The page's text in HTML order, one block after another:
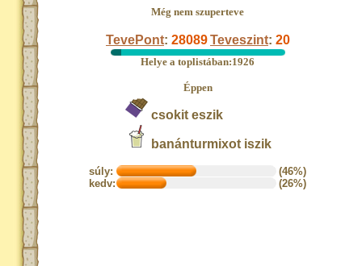
Még nem szuperteve
TevePont: 28089Teveszint: 20
Helye a toplistában:1926
Éppen
csokit eszik
banánturmixot iszik
súly:
(46%)
kedv:
(26%)